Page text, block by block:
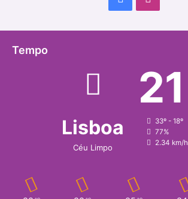
Tempo
Lisboa
Céu Limpo
21
33º - 18º
77%
2.34 km/h